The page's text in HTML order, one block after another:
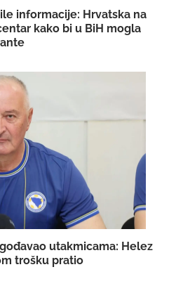
informacije: Hrvatska na
kako bi u BiH mogla
utakmicama: Helez
trošku pratio